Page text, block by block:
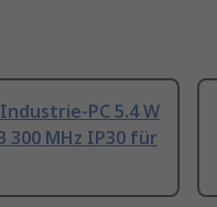
PC 5.4 W
300 MHz IP30 für